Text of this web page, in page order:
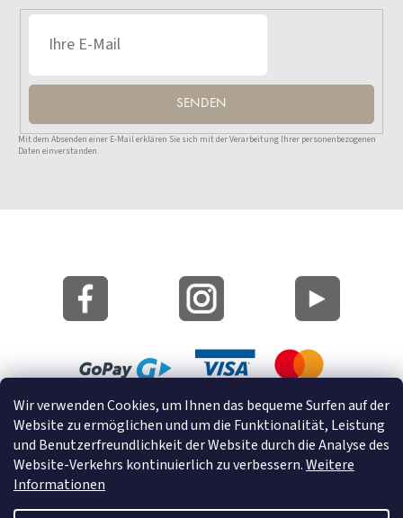
Wir verwenden Cookies, um Ihnen das bequeme Surfen auf der
Website zu ermöglichen und um die Funktionalität, Leistung
und Benutzerfreundlichkeit der Website durch die Analyse des
Website-Verkehrs kontinuierlich zu verbessern.Weitere
Informationen
SENDEN
Mit dem Absenden einer E-Mail erklären Sie sich mit der Verarbeitung Ihrer personenbezogenen
Daten einverstanden.
Lageplan
Cookies